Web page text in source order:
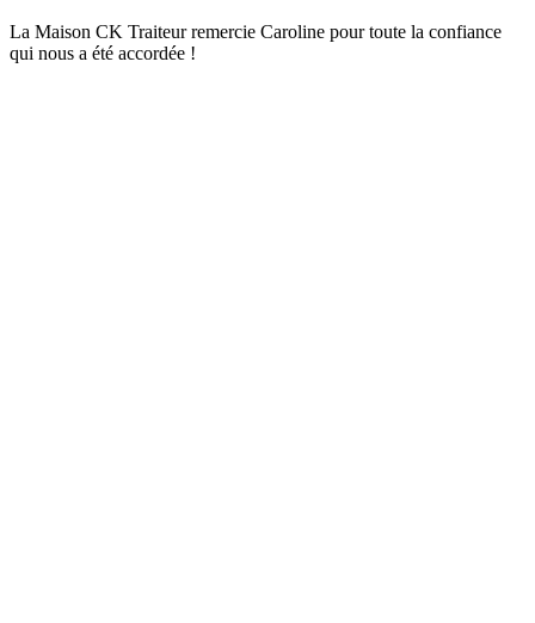
La Maison CK Traiteur remercie Caroline pour toute la confiance
qui nous a été accordée !